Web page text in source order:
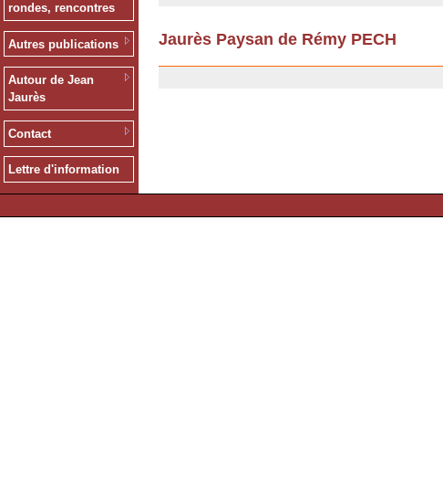
rondes, rencontres
Autres publications
Autour de Jean
Jaurès
Contact
Lettre d'information
Jaurès Paysan de Rémy PECH